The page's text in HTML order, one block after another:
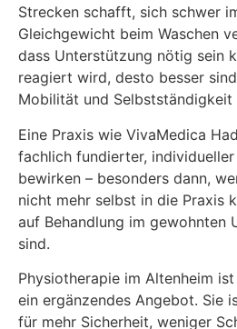
Strecken schafft, sich schwer
Gleichgewicht beim Waschen
dass Unterstützung nötig sein
reagiert wird, desto besser
Mobilität und Selbstständigkeit
Eine Praxis wie VivaMedica
fachlich fundierter,
bewirken – besonders dann,
nicht mehr selbst in die Praxis
auf Behandlung im gewohnten
sind.
Physiotherapie im Altenheim
ein ergänzendes Angebot. Sie
für mehr Sicherheit, weniger